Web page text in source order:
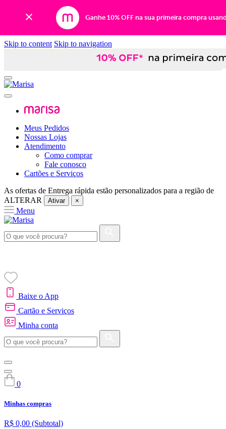
Ganhe 10% OFF na sua primeira compra
Skip to content Skip to navigation
Meus Pedidos
Nossas Lojas
Atendimento
Como comprar
Fale conosco
Cartões e Serviços
As ofertas de Entrega rápida estão personalizados para a região de
ALTERAR
Ativar ×
Menu
Baixe o App
Cartão e Serviços
Minha conta
0
Minhas compras
R$ 0,00 (Subtotal)